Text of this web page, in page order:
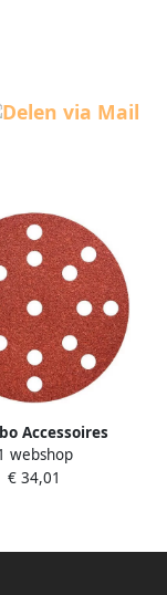
Accessoires
| Ø 125
| P 40 |
webshop
€ 34,01